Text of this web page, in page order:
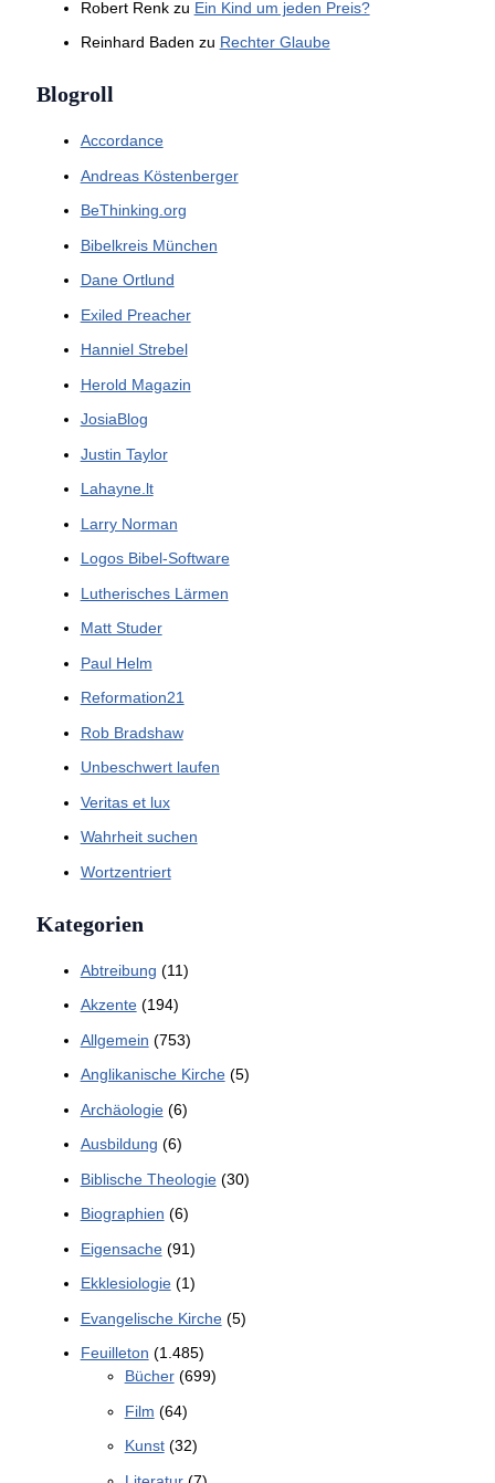
Robert Renkzu Ein Kind um jeden Preis?
Reinhard Baden zu Rechter Glaube
Blogroll
Accordance
Andreas Köstenberger
BeThinking.org
Bibelkreis München
Dane Ortlund
Exiled Preacher
Hanniel Strebel
Herold Magazin
JosiaBlog
Justin Taylor
Lahayne.lt
Larry Norman
Logos Bibel-Software
Lutherisches Lärmen
Matt Studer
Paul Helm
Reformation21
Rob Bradshaw
Unbeschwert laufen
Veritas et lux
Wahrheit suchen
Wortzentriert
Kategorien
Abtreibung (11)
Akzente(194)
Allgemein (753)
Anglikanische Kirche(5)
Archäologie(6)
Ausbildung (6)
Biblische Theologie(30)
Biographien (6)
Eigensache(91)
Ekklesiologie(1)
Evangelische Kirche(5)
Feuilleton (1.485)
Bücher(699)
Film (64)
Kunst(32)